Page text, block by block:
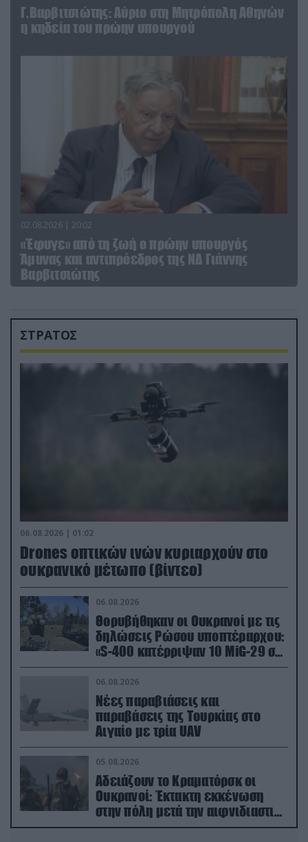
Γ.Βαρβιτσιώτης: Aύριο στη Μητρόπολη Αθηνών
η κηδεία του πρώην υπουργού
02.08.2026 | 20:02
«Έφυγε» από τη ζωή ο πρώην υπουργός
Άμυνας και αντιπρόεδρος της ΝΔ Γιάννης
Βαρβιτσιώτης
ΣΤΡΑΤΟΣ
06.08.2026 | 01:02
Drones οπτικών ινών κυριαρχούν στο
ουκρανικό μέτωπο (βίντεο)
06.08.2026
Θορυβήθηκαν οι Ουκρανοί με τις
δηλώσεις Ρώσου υποπτέραρχου:
«S-400 κατέρριψαν 10 MiG-29 σε
μόλις μια μέρα!»
06.08.2026
Νέες παραβιάσεις και
παραβάσεις της Τουρκίας στο
Αιγαίο με τρία UAV
05.08.2026
Αδειάζουν το Κραματόρσκ οι
Ουκρανοί: Έκτακτη εκκένωση
στην πόλη μετά την αιφνιδιαστική
προώθηση των Ρώσων (βίντεο)